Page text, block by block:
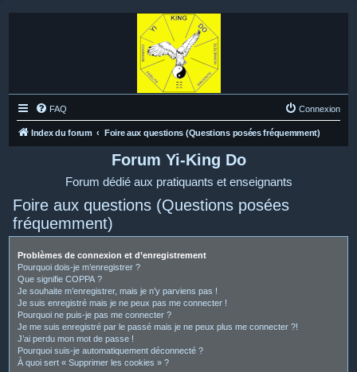
FAQ Connexion
Index du forum Foire aux questions (Questions posées fréquemment)
Forum Yi-King Do
Forum dédié aux pratiquants et enseignants
Foire aux questions (Questions posées
fréquemment)
Problèmes de connexion et d’enregistrement
Pourquoi dois-je m’enregistrer ?
Que signifie COPPA ?
Je souhaite m’enregistrer, mais je n’y parviens pas !
Je suis enregistré mais je ne peux pas me connecter !
Pourquoi ne puis-je pas me connecter ?
Je me suis enregistré par le passé mais je ne peux plus me connecter ?!
J’ai perdu mon mot de passe !
Pourquoi suis-je automatiquement déconnecté ?
À quoi sert « Supprimer les cookies » ?